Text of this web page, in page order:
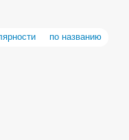
по названию